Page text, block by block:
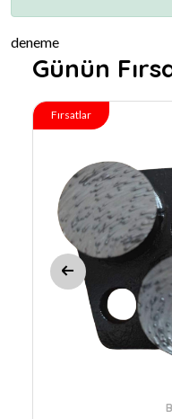
deneme
Günün
Fırsatlar